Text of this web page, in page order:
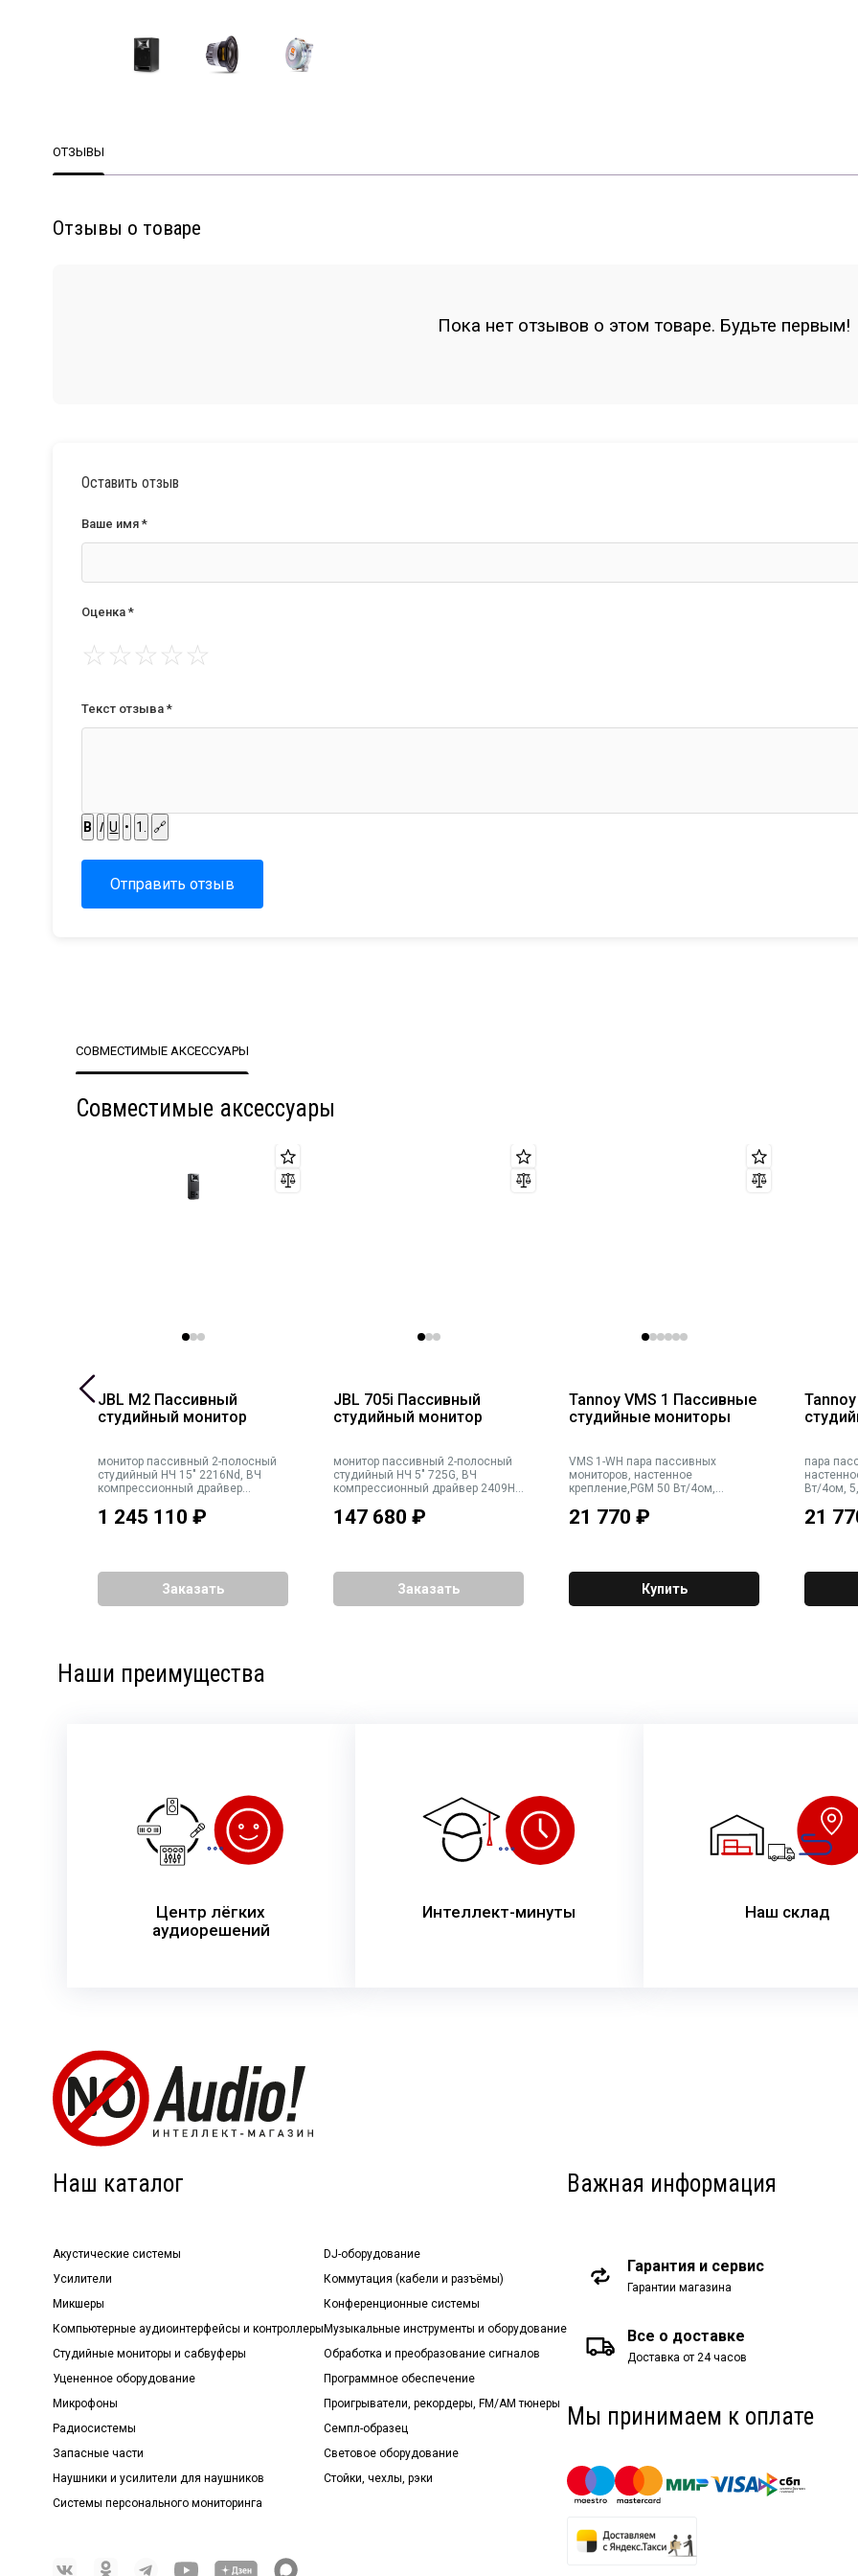
ОТЗЫВЫ
Отзывы о товаре
Пока нет отзывов о этом товаре. Будьте первым!
Оставить отзыв
Ваше имя *
Оценка *
☆☆☆☆☆
Текст отзыва *
B I U • 1. 🔗
Отправить отзыв
СОВМЕСТИМЫЕ АКСЕССУАРЫ
Совместимые аксессуары
JBL M2 Пассивный
студийный монитор
монитор пассивный 2-полосный
студийный НЧ 15" 2216Nd, ВЧ
компрессионный драйвер
120°х100°. 20-40кГц. SPL пик
123дБ. Рекомендуемое усиление
1 245 110 ₽
Заказать
JBL 705i Пассивный
студийный монитор
монитор пассивный 2-полосный
студийный НЧ 5" 725G, ВЧ
компрессионный драйвер 2409H.
Встроенный кроссовер с
возможностью отключения для
147 680 ₽
Заказать
Tannoy VMS 1 Пассивные
студийные мониторы
VMS 1-WH пара пассивных
мониторов, настенное
крепление,PGM 50 Вт/4ом,
0,5”(13мм). SPL100дБ (макс.)
70Hz-20kHz, белый
21 770 ₽
Купить
Tannoy VMS
пара
Вт/4ом,
70Hz-
21
Наши преимущества
Центр лёгких
аудиорешений
Интеллект-минуты Наш склад
Наш каталог
Акустические системы
Усилители
Микшеры
Компьютерные аудиоинтерфейсы и контроллеры
Студийные мониторы и сабвуферы
Уцененное оборудование
Микрофоны
Радиосистемы
Запасные части
Наушники и усилители для наушников
Системы персонального мониторинга
DJ-оборудование
Коммутация (кабели и разъёмы)
Конференционные системы
Музыкальные инструменты и оборудование
Обработка и преобразование сигналов
Программное обеспечение
Проигрыватели, рекордеры, FM/AM тюнеры
Семпл-образец
Световое оборудование
Стойки, чехлы, рэки
Важная информация
Гарантия и сервис
Гарантии магазина
Все о доставке
Доставка от 24 часов
Мы принимаем к оплате